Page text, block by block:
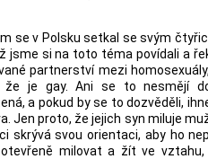
se v Polsku setkal se svým
jsme si na toto téma povídali a
partnerství mezi
že je gay. Ani se to nesmějí
a pokud by se to dozvěděli,
Jen proto, že jejich syn miluje
skrývá svou orientaci, aby ho
milovat a žít ve